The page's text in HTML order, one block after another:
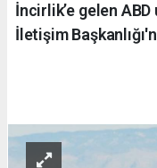
İncirlik’e gelen
İletişim